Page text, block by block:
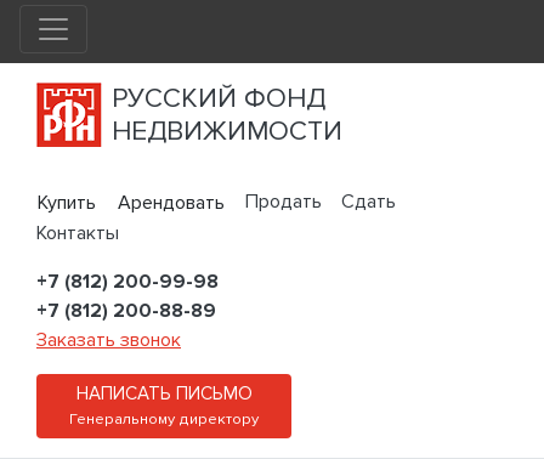
РУССКИЙ ФОНД
НЕДВИЖИМОСТИ
Купить Арендовать Продать
Сдать
Контакты
+7 (812) 200-99-98
+7 (812) 200-88-89
Заказать звонок
НАПИСАТЬ ПИСЬМО
Генеральному директору